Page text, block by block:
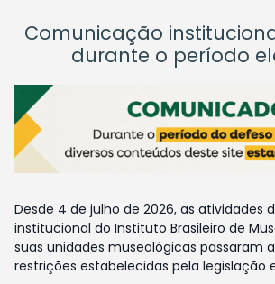
Comunicação
durante o período
Desde 4 de julho de 2026, as atividades
institucional do Instituto Brasileiro de
suas unidades museológicas passaram
restrições estabelecidas pela legislação